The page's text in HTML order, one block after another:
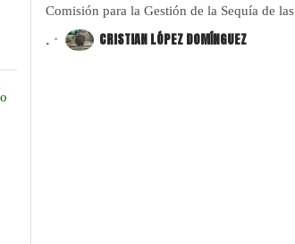
Comisión para la Gestión de la Sequía de las
. CRISTIAN LÓPEZ DOMÍNGUEZ